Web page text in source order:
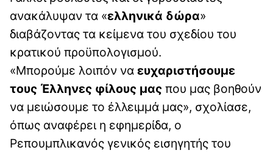
ανακάλυψαν τα «ελληνικά δώρα»
διαβάζοντας τα κείμενα του σχεδίου του
κρατικού προϋπολογισμού.
«Μπορούμε λοιπόν να ευχαριστήσουμε
τους Έλληνες φίλους μας που μας βοηθούν
να μειώσουμε το έλλειμμά μας», σχολίασε,
όπως αναφέρει η εφημερίδα, ο
Ρεπουμπλικανός γενικός εισηγητής του